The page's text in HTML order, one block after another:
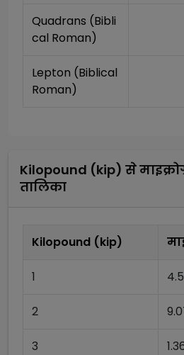
Quadrans (Bibli
cal Roman)
Lepton (Biblical
Roman)
Kilopound (kip) से
तालिका
Kilopound (kip)
1
2
3